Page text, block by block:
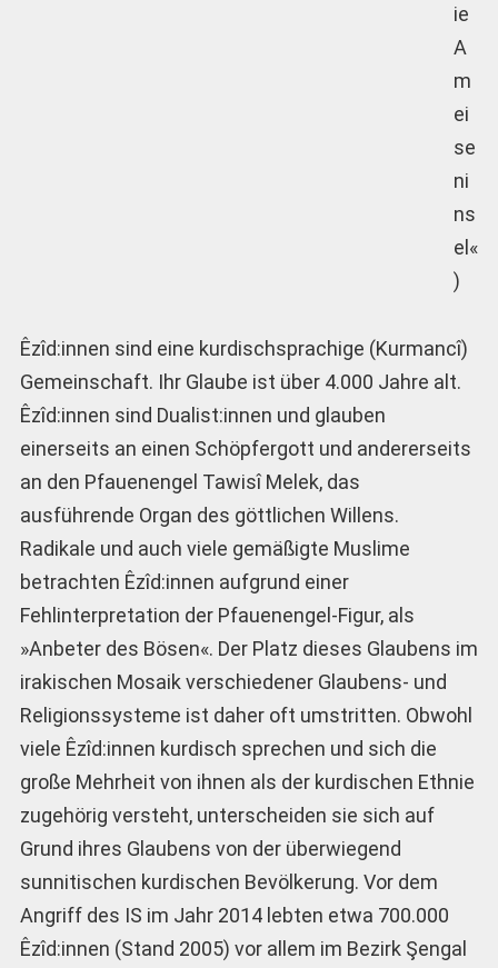
ie
A
m
ei
se
ni
ns
el«
)
Êzîd:innen sind eine kurdischsprachige (Kurmancî)
Gemeinschaft. Ihr Glaube ist über 4.000 Jahre alt.
Êzîd:innen sind Dualist:innen und glauben
einerseits an einen Schöpfergott und andererseits
an den Pfauenengel Tawisî Melek, das
ausführende Organ des göttlichen Willens.
Radikale und auch viele gemäßigte Muslime
betrachten Êzîd:innen aufgrund einer
Fehlinterpretation der Pfauenengel-Figur, als
»Anbeter des Bösen«. Der Platz dieses Glaubens im
irakischen Mosaik verschiedener Glaubens- und
Religionssysteme ist daher oft umstritten. Obwohl
viele Êzîd:innen kurdisch sprechen und sich die
große Mehrheit von ihnen als der kurdischen Ethnie
zugehörig versteht, unterscheiden sie sich auf
Grund ihres Glaubens von der überwiegend
sunnitischen kurdischen Bevölkerung. Vor dem
Angriff des IS im Jahr 2014 lebten etwa 700.000
Êzîd:innen (Stand 2005) vor allem im Bezirk Şengal